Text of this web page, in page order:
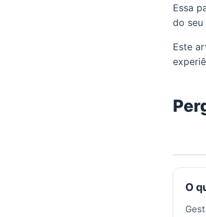
Essa
do seu
Este
O